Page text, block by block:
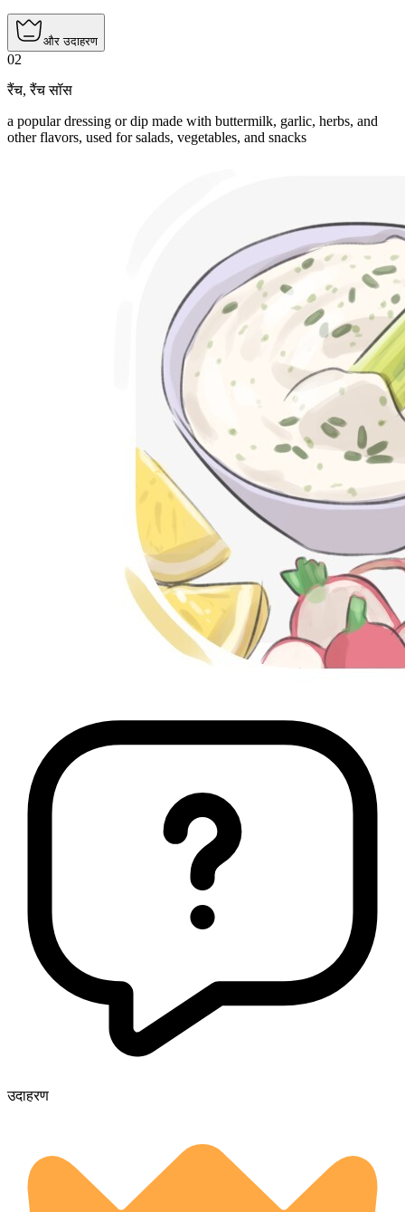
और उदाहरण
02
रैंच,रैंच सॉस
a popular dressing or dip made with buttermilk, garlic, herbs, and
other flavors, used for salads, vegetables, and snacks
उदाहरण